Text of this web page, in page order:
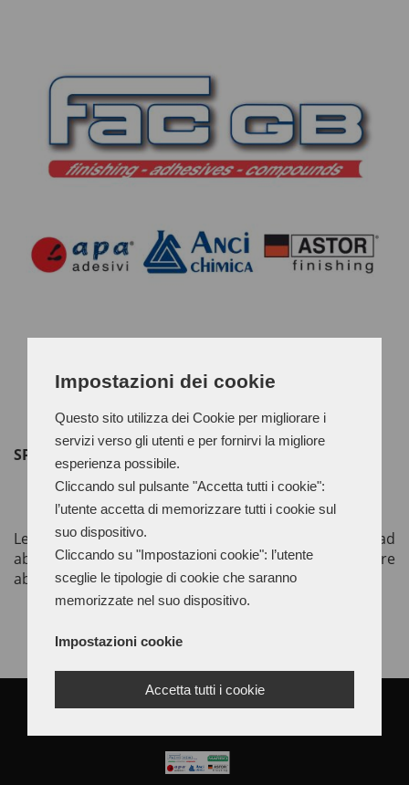
Impostazioni dei cookie
Questo sito utilizza dei Cookie per migliorare i
servizi verso gli utenti e per fornirvi la migliore
esperienza possibile.
Cliccando sul pulsante "Accetta tutti i cookie":
l’utente accetta di memorizzare tutti i cookie sul
suo dispositivo.
Cliccando su "Impostazioni cookie": l’utente
sceglie le tipologie di cookie che saranno
memorizzate nel suo dispositivo.
Impostazioni cookie
Accetta tutti i cookie
SPAZZOLE PANNO MILITARE PIÙ TELA
Le spazzole in panno militare e tela servono ad
abrasivare e lucidare suole e tacchi in cuoio con cere
abrasive coprenti e tingenti